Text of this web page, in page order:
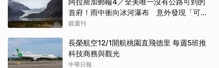
首府！雨中衝向冰河瀑布 意外發現「可講
價」的質感紀念品
鏡週刊
長榮航空12/1開航桃園直飛德里 每週5班推
科技商務與觀光
中華日報